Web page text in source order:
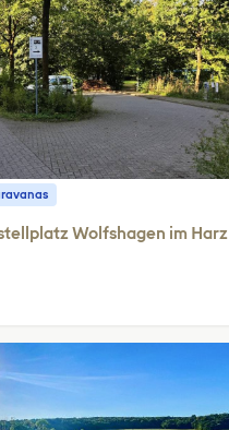
Wolfshagen im Harz